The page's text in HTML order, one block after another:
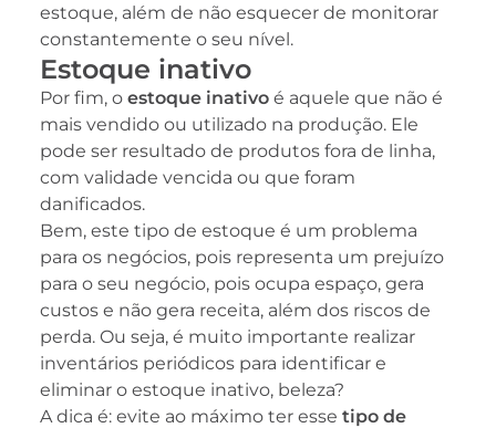
estoque, além de não esquecer de monitorar
constantemente o seu nível.
Estoque inativo
Por fim, o estoque inativo é aquele que não é
mais vendido ou utilizado na produção. Ele
pode ser resultado de produtos fora de linha,
com validade vencida ou que foram
danificados.
Bem, este tipo de estoque é um problema
para os negócios, pois representa um prejuízo
para o seu negócio, pois ocupa espaço, gera
custos e não gera receita, além dos riscos de
perda. Ou seja, é muito importante realizar
inventários periódicos para identificar e
eliminar o estoque inativo, beleza?
A dica é: evite ao máximo ter esse tipo de